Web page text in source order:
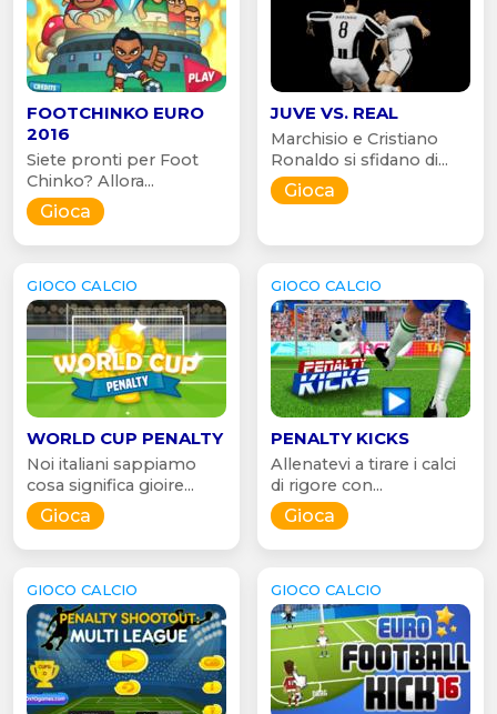
FOOTCHINKO EURO
2016
Siete pronti per Foot
Chinko? Allora...
Gioca
JUVE VS. REAL
Marchisio e Cristiano
Ronaldo si sfidano di...
Gioca
GIOCO CALCIO
WORLD CUP PENALTY
Noi italiani sappiamo
cosa significa gioire...
Gioca
GIOCO CALCIO
PENALTY KICKS
Allenatevi a tirare i calci
di rigore con...
Gioca
GIOCO CALCIO GIOCO CALCIO